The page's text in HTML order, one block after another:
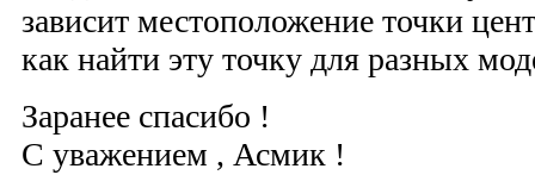
зависит местоположение точки
как найти эту точку для разных
Заранее спасибо !
С уважением , Асмик !